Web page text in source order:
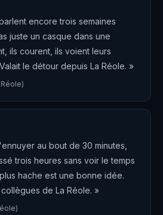
encore trois semaines
juste un casque dans une
ils courent, ils voient leurs
le détour depuis La Réole. »
au bout de 30 minutes,
trois heures sans voir le temps
hache est une bonne idée.
de La Réole. »